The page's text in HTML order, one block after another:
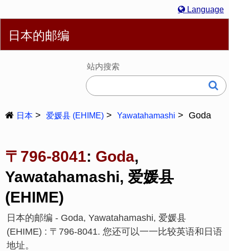
Language
简体
Deutsch
Français
日本語
日本的邮编
站内搜索
日本 爱媛县 (EHIME) Yawatahamashi Goda
〒796-8041: Goda,
Yawatahamashi, 爱媛县
(EHIME)
日本的邮编 - Goda, Yawatahamashi, 爱媛县
(EHIME) : 〒796-8041. 您还可以一一比较英语和日语
地址。